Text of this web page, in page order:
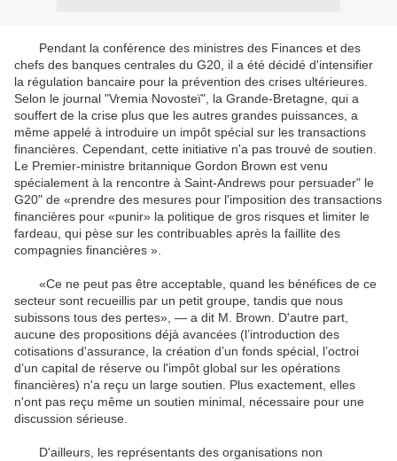
Pendant la conférence des ministres des Finances et des
chefs des banques centrales du G20, il a été décidé d'intensifier
la régulation bancaire pour la prévention des crises ultérieures.
Selon le journal "Vremia Novosteï", la Grande-Bretagne, qui a
souffert de la crise plus que les autres grandes puissances, a
même appelé à introduire un impôt spécial sur les transactions
financières. Cependant, cette initiative n'a pas trouvé de soutien.
Le Premier-ministre britannique Gordon Brown est venu
spécialement à la rencontre à Saint-Andrews pour persuader" le
G20" de «prendre des mesures pour l'imposition des transactions
financières pour «punir» la politique de gros risques et limiter le
fardeau, qui pèse sur les contribuables après la faillite des
compagnies financières ».
«Ce ne peut pas être acceptable, quand les bénéfices de ce
secteur sont recueillis par un petit groupe, tandis que nous
subissons tous des pertes», — a dit M. Brown. D'autre part,
aucune des propositions déjà avancées (l’introduction des
cotisations d'assurance, la création d’un fonds spécial, l’octroi
d’un capital de réserve ou l'impôt global sur les opérations
financières) n'a reçu un large soutien. Plus exactement, elles
n'ont pas reçu même un soutien minimal, nécessaire pour une
discussion sérieuse.
D'ailleurs, les représentants des organisations non